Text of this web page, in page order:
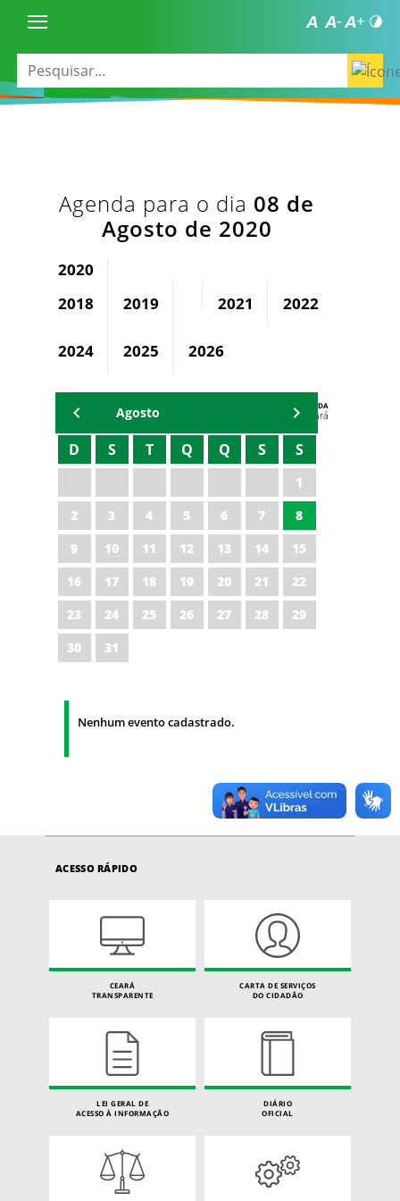
Agenda para o dia 08 de
Agosto de 2020
2020
2018
2019 2021 2022
2024 2025 2026
AGENDA
Polícia Militar do Ceará
Agosto
D S T Q Q S S
1
2
3 4 5 6 7
8
9
10 11 12 13 14
15
16
17 18 19 20 21
22
23
24 25 26 27 28
29
30
31
Nenhum evento cadastrado.
ACESSO RÁPIDO
CEARÁ
TRANSPARENTE
CARTA DE SERVIÇOS
DO CIDADÃO
LEI GERAL DE
ACESSO À INFORMAÇÃO
DIÁRIO
OFICIAL